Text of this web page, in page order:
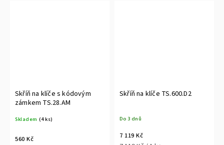
Skříň na klíče s kódovým
zámkem TS.28.AM
Skladem (4 ks)
560 Kč
Skříň na klíče TS.600.D2
Do 3 dnů
7 119 Kč